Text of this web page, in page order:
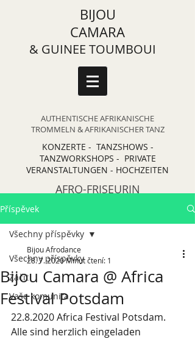
BIJOU
CAMARA
& GUINEE TOUMBOUI
AUTHENTISCHE AFRIKANISCHE
TROMMELN & AFRIKANISCHER TANZ
KONZERTE - TANZSHOWS -
TANZWORKSHOPS - PRIVATE
VERANSTALTUNGEN - HOCHZEITEN
AFRO-FRISEURIN
Příspěvek
Všechny příspěvky
Začít
Vaše komunita
Všechny příspěvky
Bijou Camara @ Africa
Festival Potsdam
Bijou Afrodance
28. 7. 2020 Minut čtení: 1
22.8.2020 Africa Festival Potsdam.
Alle sind herzlich eingeladen